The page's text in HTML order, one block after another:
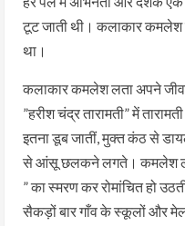
टूट जाती थी। कलाकार कमलेश
था।
कलाकार कमलेश लता अपने
”हरीश चंद्र तारामती” में
इतना डूब जातीं, मुक्त कंठ से
से आंसू छलकने लगते। कमलेश
” का स्मरण कर रोमांचित हो
सैकड़ों बार गाँव के स्कूलों और